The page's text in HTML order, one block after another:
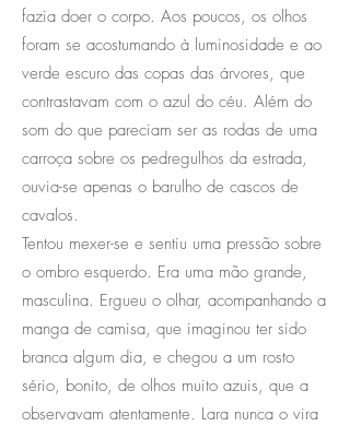
fazia doer o corpo. Aos poucos, os olhos
foram se acostumando à luminosidade e ao
verde escuro das copas das árvores, que
contrastavam com o azul do céu. Além do
som do que pareciam ser as rodas de uma
carroça sobre os pedregulhos da estrada,
ouvia-se apenas o barulho de cascos de
cavalos.
Tentou mexer-se e sentiu uma pressão sobre
o ombro esquerdo. Era uma mão grande,
masculina. Ergueu o olhar, acompanhando a
manga de camisa, que imaginou ter sido
branca algum dia, e chegou a um rosto
sério, bonito, de olhos muito azuis, que a
observavam atentamente. Lara nunca o vira